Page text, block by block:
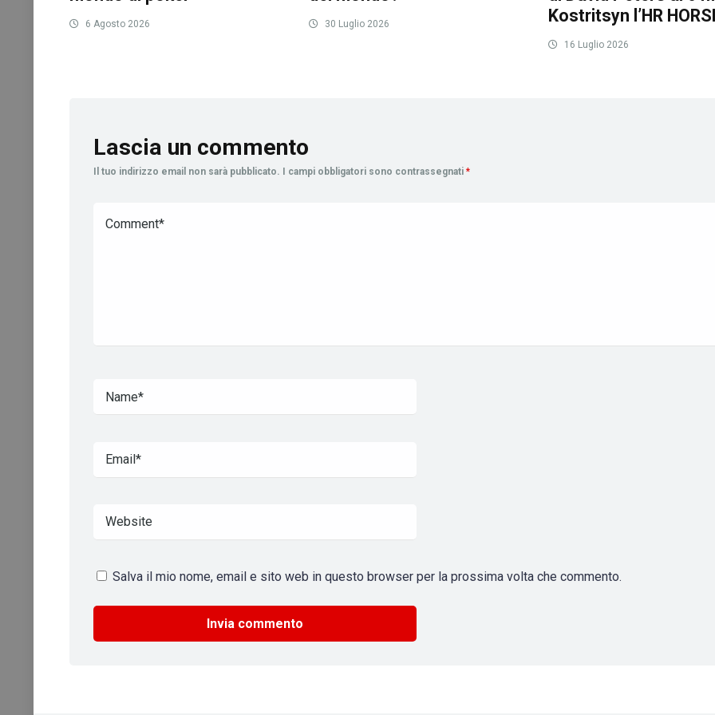
6 Agosto 2026 30 Luglio 2026
Kostritsyn l’HR
16 Luglio 2026
Lascia un commento
Il tuo indirizzo email non sarà pubblicato. I campi obbligatori sono contrassegnati *
Salva il mio nome, email e sito web in questo browser per la prossima volta che commento.